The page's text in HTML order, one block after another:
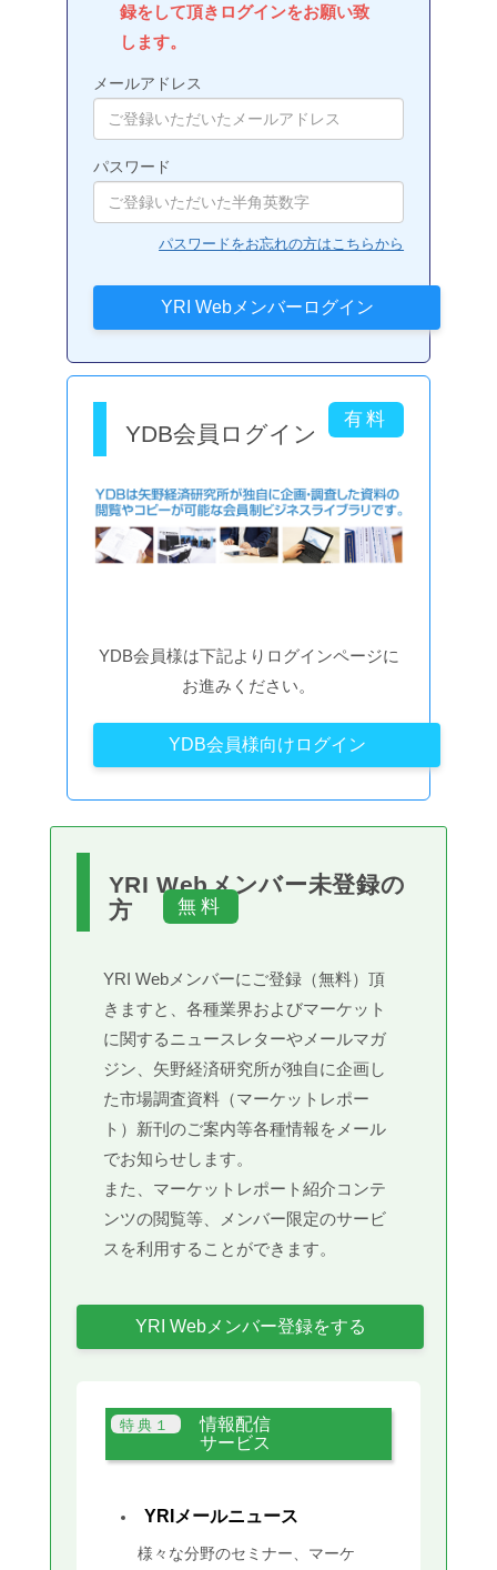
録をして頂きログインをお願い致
します。
メールアドレス
パスワード
パスワードをお忘れの方はこちらから
YDB会員ログイン
YDB会員様は下記よりログインページに
お進みください。
YDB会員様向けログイン
YRI Webメンバー未登録の
方
YRI Webメンバーにご登録（無料）頂
きますと、各種業界およびマーケット
に関するニュースレターやメールマガ
ジン、矢野経済研究所が独自に企画し
た市場調査資料（マーケットレポー
ト）新刊のご案内等各種情報をメール
でお知らせします。
また、マーケットレポート紹介コンテ
ンツの閲覧等、メンバー限定のサービ
スを利用することができます。
YRI Webメンバー登録をする
情報配信
サービス
YRIメールニュース
様々な分野のセミナー、マーケ